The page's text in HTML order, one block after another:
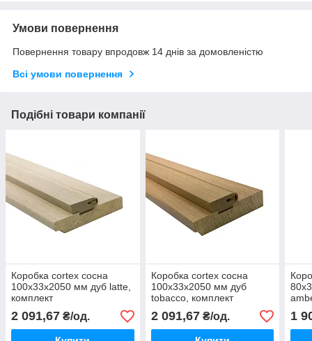
Умови повернення
Повернення товару впродовж 14 днів за домовленістю
Всі умови повернення
Подібні товари компанії
Коробка cortex сосна
100х33х2050 мм дуб latte,
комплект
2 091,67 ₴/од.
Коробка cortex сосна
100х33х2050 мм дуб
tobacco, комплект
2 091,67₴/од. 1